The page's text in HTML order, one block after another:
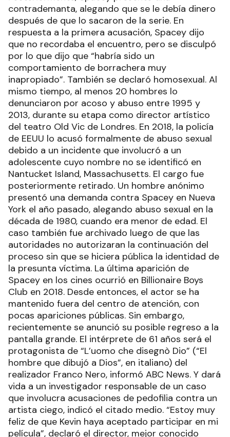
contrademanta, alegando que se le debía dinero
después de que lo sacaron de la serie. En
respuesta a la primera acusación, Spacey dijo
que no recordaba el encuentro, pero se disculpó
por lo que dijo que “habría sido un
comportamiento de borrachera muy
inapropiado”. También se declaró homosexual. Al
mismo tiempo, al menos 20 hombres lo
denunciaron por acoso y abuso entre 1995 y
2013, durante su etapa como director artístico
del teatro Old Vic de Londres. En 2018, la policía
de EEUU lo acusó formalmente de abuso sexual
debido a un incidente que involucró a un
adolescente cuyo nombre no se identificó en
Nantucket Island, Massachusetts. El cargo fue
posteriormente retirado. Un hombre anónimo
presentó una demanda contra Spacey en Nueva
York el año pasado, alegando abuso sexual en la
década de 1980, cuando era menor de edad. El
caso también fue archivado luego de que las
autoridades no autorizaran la continuación del
proceso sin que se hiciera pública la identidad de
la presunta víctima. La última aparición de
Spacey en los cines ocurrió en Billionaire Boys
Club en 2018. Desde entonces, el actor se ha
mantenido fuera del centro de atención, con
pocas apariciones públicas. Sin embargo,
recientemente se anunció su posible regreso a la
pantalla grande. El intérprete de 61 años será el
protagonista de “L’uomo che disegnò Dio” (“El
hombre que dibujó a Dios”, en italiano) del
realizador Franco Nero, informó ABC News. Y dará
vida a un investigador responsable de un caso
que involucra acusaciones de pedofilia contra un
artista ciego, indicó el citado medio. “Estoy muy
feliz de que Kevin haya aceptado participar en mi
película”, declaró el director, mejor conocido